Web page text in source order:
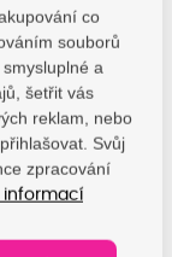
620 00 Brno;
co
souborů
a
šetřit vás
reklam, nebo
Svůj
zpracování
informací